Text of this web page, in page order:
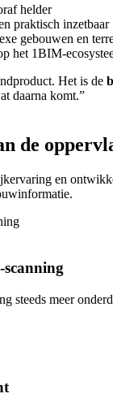
helder
praktisch inzetbaar
gebouwen en
het 1BIM-
Het is de
daarna komt.”
de
en
scanning
steeds meer